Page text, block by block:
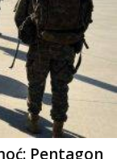
Pentagon